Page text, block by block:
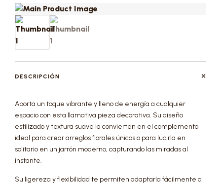
DESCRIPCIÓN
Aporta un toque vibrante y lleno de energía a cualquier
espacio con esta llamativa pieza decorativa. Su diseño
estilizado y textura suave la convierten en el complemento
ideal para crear arreglos florales únicos o para lucirla en
solitario en un jarrón moderno, capturando las miradas al
instante.
Su ligereza y flexibilidad te permiten adaptarla fácilmente a